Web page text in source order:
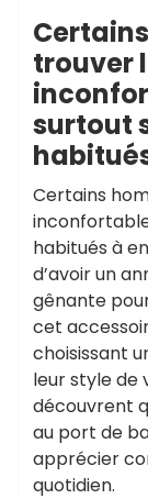
trouver
surtout
Certains
habitués à
d’avoir un
gênante
cet
choisissant
leur style de
découvrent
au port de
apprécier
quotidien.